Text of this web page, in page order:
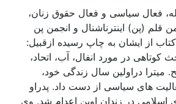
آريان ـ ۲۸ سالە، فعال سياسی و فعال حقوق زنان،
قلم (پن) اينترناشنال و انجمن پن
از ايشان به چاپ رسيده ازقبيل:
کوتاهی در مورد انفال، آب، اتحاد،
ميترا دراولين سال زندگی خود،
های سياسی از دست داد. پدراو
در زندان اوين اعدام شد. وی